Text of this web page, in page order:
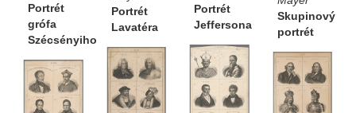
Portrét
grófa
Szécsényiho
Portrét
Lavatéra
Portrét
Jeffersona
Skupinový
portrét